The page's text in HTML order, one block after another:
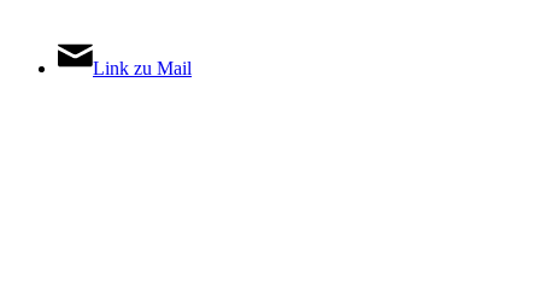
Link zu Mail